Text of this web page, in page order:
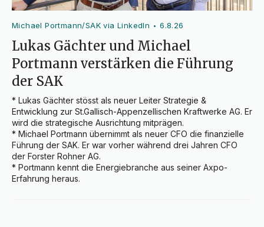
Michael Portmann/SAK via LinkedIn •6.8.26
Lukas Gächter und Michael
Portmann verstärken die Führung
der SAK
* Lukas Gächter stösst als neuer Leiter Strategie &
Entwicklung zur St.Gallisch-Appenzellischen Kraftwerke AG. Er
wird die strategische Ausrichtung mitprägen.
* Michael Portmann übernimmt als neuer CFO die finanzielle
Führung der SAK. Er war vorher während drei Jahren CFO
der Forster Rohner AG.
* Portmann kennt die Energiebranche aus seiner Axpo-
Erfahrung heraus.